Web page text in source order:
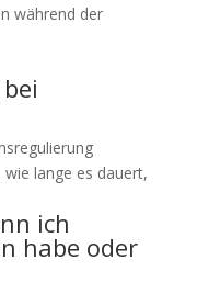
während der
lange es dauert,
ich
habe oder